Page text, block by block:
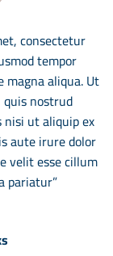
consectetur
tempor
aliqua. Ut
nostrud
ut aliquip ex
aute irure dolor
velit esse cillum
pariatur”